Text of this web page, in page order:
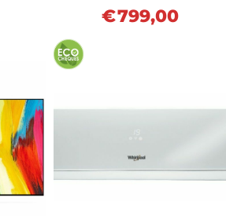
€799,00